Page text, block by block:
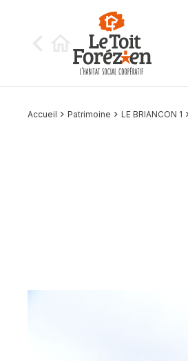
Accueil Patrimoine LE BRIANCON 1